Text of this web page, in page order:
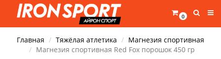
0
Главная Тяжёлая атлетика
Магнезия спортивная
Магнезия спортивная Red Fox порошок 450 гр